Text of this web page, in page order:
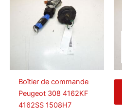
Boîtier de commande
Peugeot 308 4162KF
4162SS 1508H7